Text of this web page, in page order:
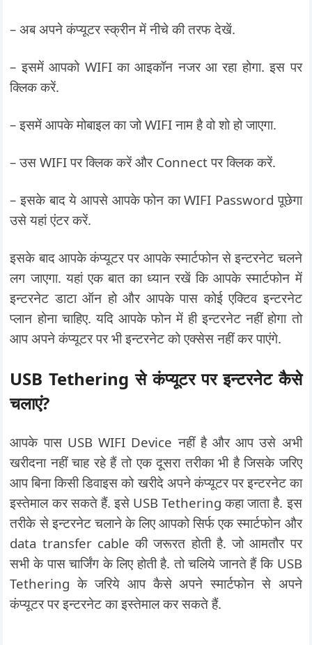
– अब अपने कंप्यूटर स्क्रीन में नीचे की तरफ देखें.
– इसमें आपको WIFI का आइकॉन नजर आ रहा होगा. इस पर
क्लिक करें.
– इसमें आपके मोबाइल का जो WIFI नाम है वो शो हो जाएगा.
– उस WIFI पर क्लिक करें और Connect पर क्लिक करें.
– इसके बाद ये आपसे आपके फोन का WIFI Password पूछेगा
उसे यहां एंटर करें.
इसके बाद आपके कंप्यूटर पर आपके स्मार्टफोन से इन्टरनेट चलने
लग जाएगा. यहां एक बात का ध्यान रखें कि आपके स्मार्टफोन में
इन्टरनेट डाटा ऑन हो और आपके पास कोई एक्टिव इन्टरनेट
प्लान होना चाहिए. यदि आपके फोन में ही इन्टरनेट नहीं होगा तो
आप अपने कंप्यूटर पर भी इन्टरनेट को एक्सेस नहीं कर पाएंगे.
USB Tethering से कंप्यूटर पर इन्टरनेट कैसे
चलाएं?
आपके पास USB WIFI Device नहीं है और आप उसे अभी
खरीदना नहीं चाह रहे हैं तो एक दूसरा तरीका भी है जिसके जरिए
आप बिना किसी डिवाइस को खरीदे अपने कंप्यूटर पर इन्टरनेट का
इस्तेमाल कर सकते हैं. इसे USB Tethering कहा जाता है. इस
तरीके से इन्टरनेट चलाने के लिए आपको सिर्फ एक स्मार्टफोन और
data transfer cable की जरूरत होती है. जो आमतौर पर
सभी के पास चार्जिंग के लिए होती है. तो चलिये जानते हैं कि USB
Tethering के जरिये आप कैसे अपने स्मार्टफोन से अपने
कंप्यूटर पर इन्टरनेट का इस्तेमाल कर सकते हैं.